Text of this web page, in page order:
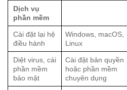
Dịch vụ
phần mềm
Cài đặt lại hệ
điều hành
Windows, macOS,
Linux
Diệt virus, cài
phần mềm
bảo mật
Cài đặt bản quyền
hoặc phần mềm
chuyên dụng